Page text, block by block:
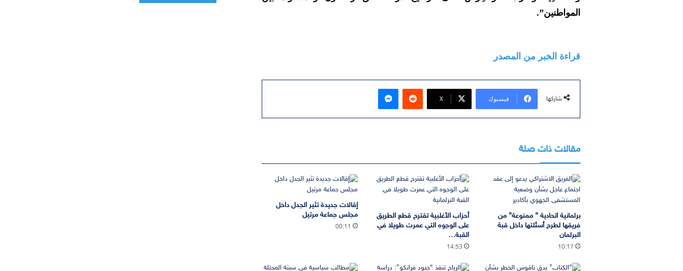
المواطنين”.
قراءة الخبر من المصدر
شاركها فيسبوك ‫X
ماسنجر
مقالات ذات صلة
برلمانية اتحادية ” ممنوعة” من
فريقها لطرح أسئلتها داخل قبة
البرلمان
10:17
أحزاب الأغلبية تقترح قطع الطريق
على الوجوه التي عمرت طويلا في
القبة…
14:53
إقالات جديدة تثير الجدل داخل
مجلس جماعة مرتيل
00:11